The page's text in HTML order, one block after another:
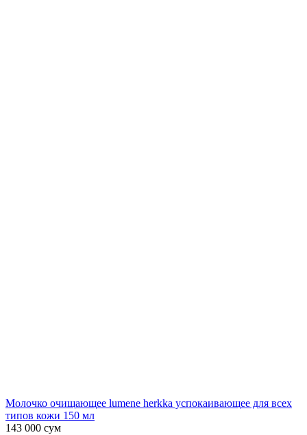
Молочко очищающее lumene herkka успокаивающее для всех
типов кожи 150 мл
143 000 сум